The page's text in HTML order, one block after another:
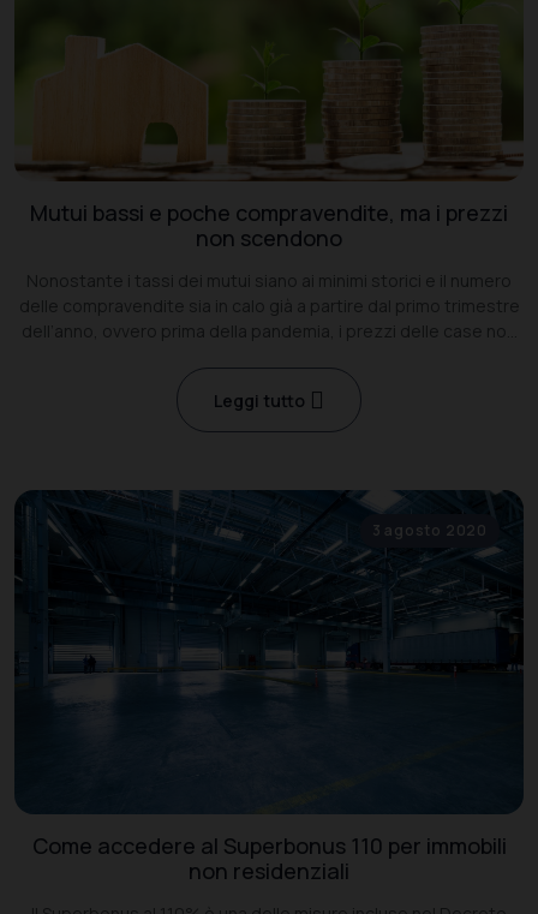
Mutui bassi e poche compravendite, ma i prezzi
non scendono
Nonostante i tassi dei mutui siano ai minimi storici e il numero
delle compravendite sia in calo già a partire dal primo trimestre
dell’anno, ovvero prima della pandemia, i prezzi delle case non
Leggi tutto
3 agosto 2020
Come accedere al Superbonus 110 per immobili
non residenziali